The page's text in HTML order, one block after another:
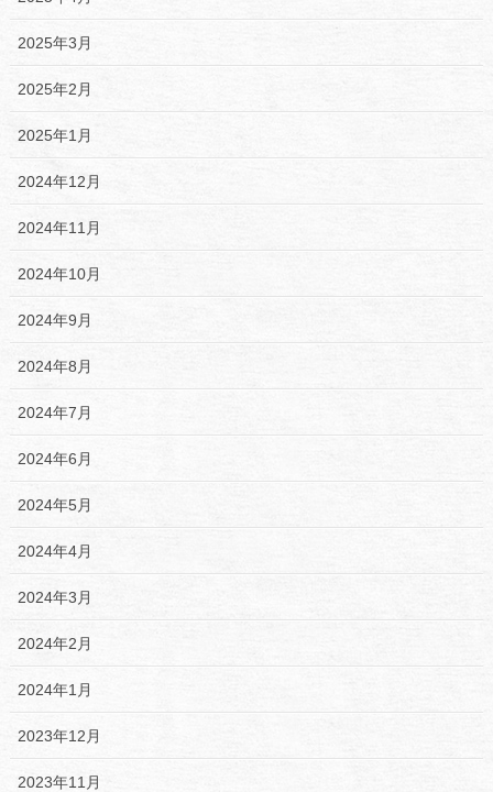
2025年3月
2025年2月
2025年1月
2024年12月
2024年11月
2024年10月
2024年9月
2024年8月
2024年7月
2024年6月
2024年5月
2024年4月
2024年3月
2024年2月
2024年1月
2023年12月
2023年11月